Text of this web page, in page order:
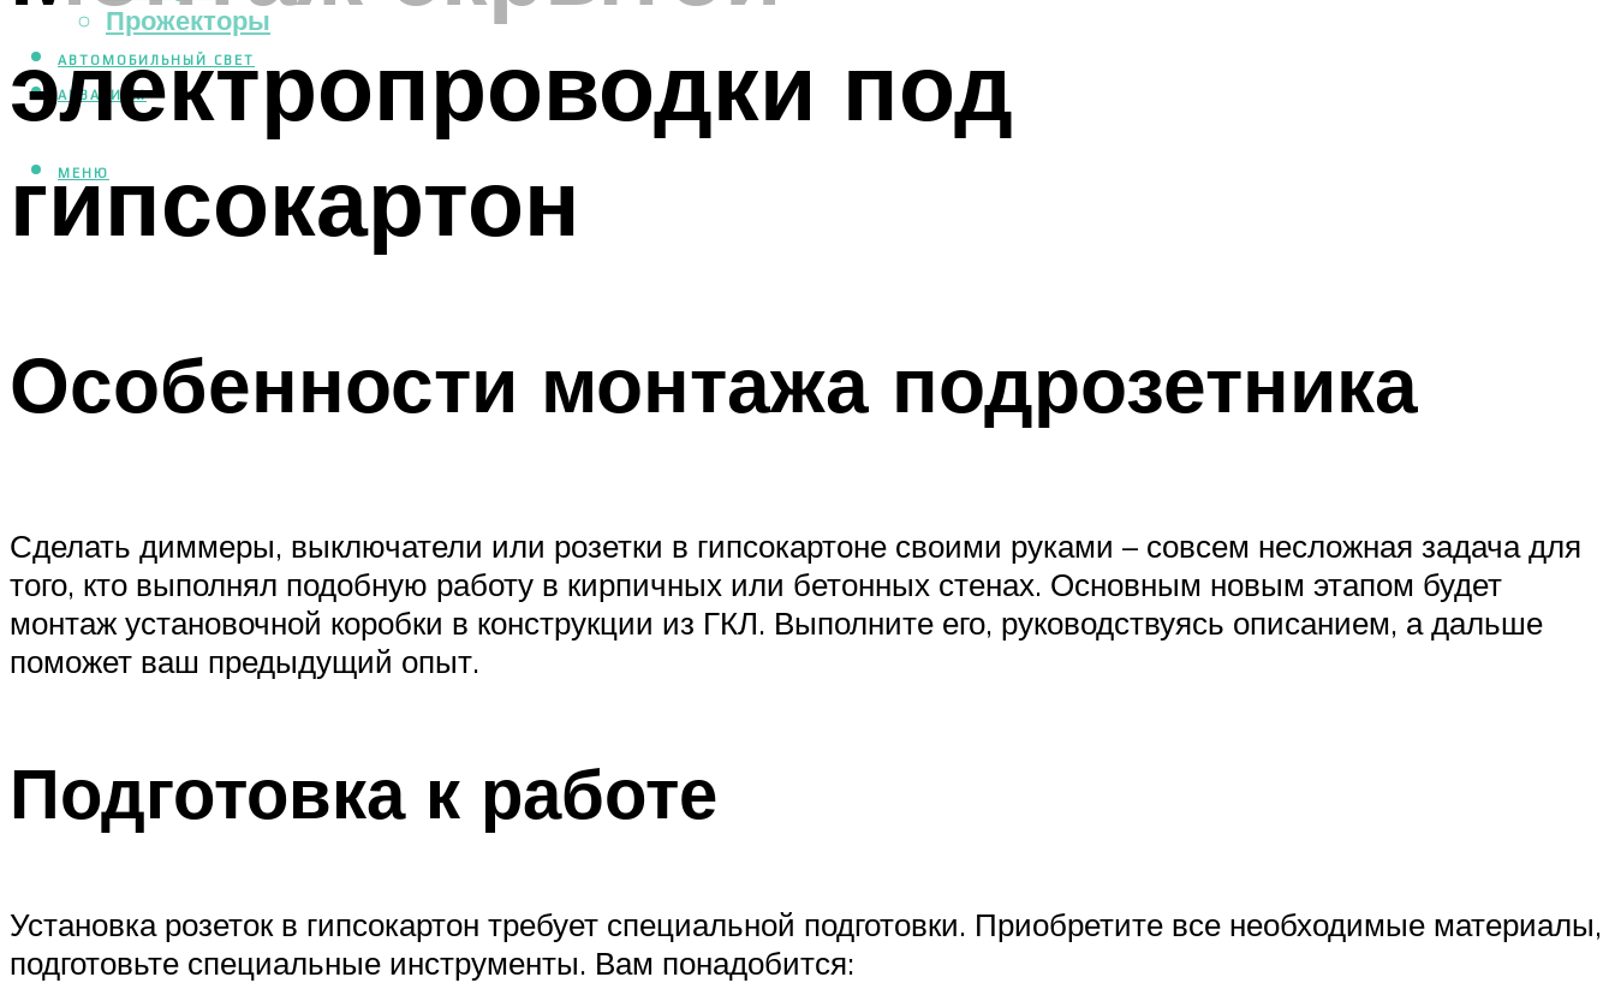
Прожекторы
АВТОМОБИЛЬНЫЙ СВЕТ
АКВАРИУМ
МЕНЮ
электропроводки под
гипсокартон
Особенности монтажа подрозетника
Сделать диммеры, выключатели или розетки в гипсокартоне своими руками – совсем несложная задача для
того, кто выполнял подобную работу в кирпичных или бетонных стенах. Основным новым этапом будет
монтаж установочной коробки в конструкции из ГКЛ. Выполните его, руководствуясь описанием, а дальше
поможет ваш предыдущий опыт.
Подготовка к работе
Установка розеток в гипсокартон требует специальной подготовки. Приобретите все необходимые материалы,
подготовьте специальные инструменты. Вам понадобится: